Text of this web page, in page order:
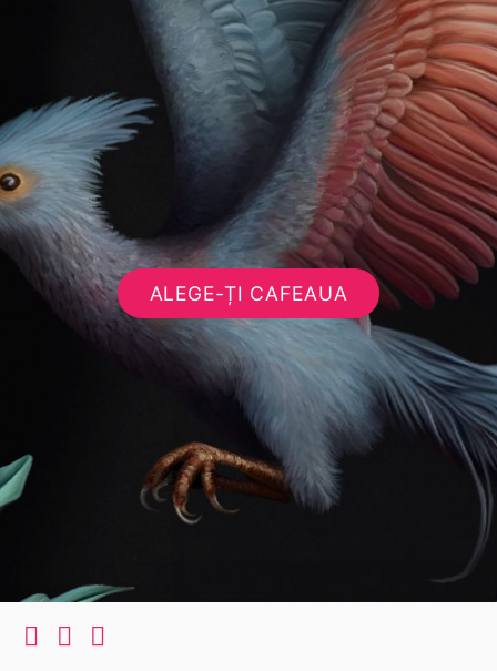
ALEGE-ȚI CAFEAUA